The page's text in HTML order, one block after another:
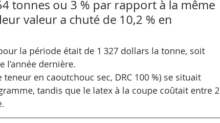
tonnes ou 3 % par rapport à la même
valeur a chuté de 10,2 % en
la période était de 1 327 dollars la tonne, soit
l’année dernière.
en caoutchouc sec, DRC 100 %) se situait
tandis que le latex à la coupe coûtait entre 2